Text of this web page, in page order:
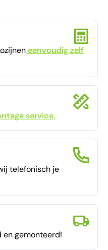
eenvoudig zelf
service.
telefonisch je
en gemonteerd!